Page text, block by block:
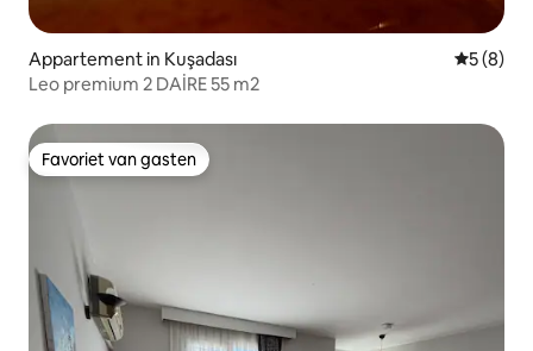
Appartement in Kuşadası
5 (8)
Leo premium 2 DAİRE 55 m2
Favoriet van gasten
Favoriet van gasten